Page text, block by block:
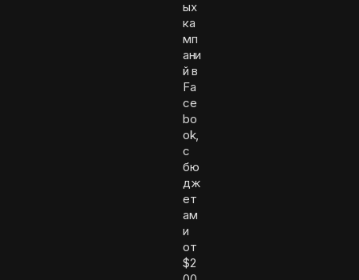
ых
ка
мп
ани
й в
Fa
ce
bo
ok,
с
бю
дж
ет
ам
и
от
$2